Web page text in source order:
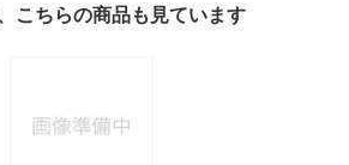
こちらの商品も見ています